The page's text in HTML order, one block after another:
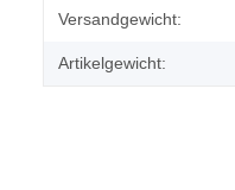
Produkteigenschaft
Wert
Versandgewicht:
Artikelgewicht: